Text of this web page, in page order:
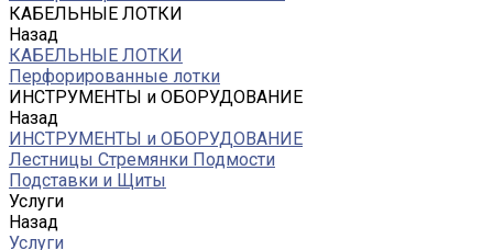
КАБЕЛЬНЫЕ ЛОТКИ
Назад
КАБЕЛЬНЫЕ ЛОТКИ
Перфорированные лотки
ИНСТРУМЕНТЫ и ОБОРУДОВАНИЕ
Назад
ИНСТРУМЕНТЫ и ОБОРУДОВАНИЕ
Лестницы Стремянки Подмости
Подставки и Щиты
Услуги
Назад
Услуги